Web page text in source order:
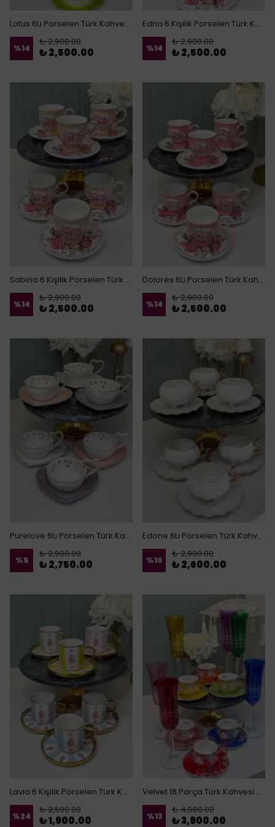
Lotus 6Lı Porselen Türk Kahvesi Fincanı
%14
₺ 2,900.00
₺ 2,500.00
Edna 6 Kişilik Porselen Türk Kahvesi Fincanı
%14
₺ 2,900.00
₺ 2,500.00
Sabina 6 Kişilik Porselen Türk Kahvesi Fincanı
%14
₺ 2,900.00
₺ 2,500.00
Dolores 6Lı Porselen Türk Kahvesi Fincanı
%14
₺ 2,900.00
₺ 2,500.00
Purelove 6Lı Porselen Türk Kahvesi Fincanı
%5
₺ 2,900.00
₺ 2,750.00
Edone 6Lı Porselen Türk Kahvesi Fincanı
%10
₺ 2,900.00
₺ 2,600.00
Lavia 6 Kişilik Porselen Türk Kahvesi Fincanı
%24
₺ 2,500.00
₺ 1,900.00
Velvet 18 Parça Türk Kahvesi Sunum Seti
%13
₺ 4,500.00
₺ 3,900.00